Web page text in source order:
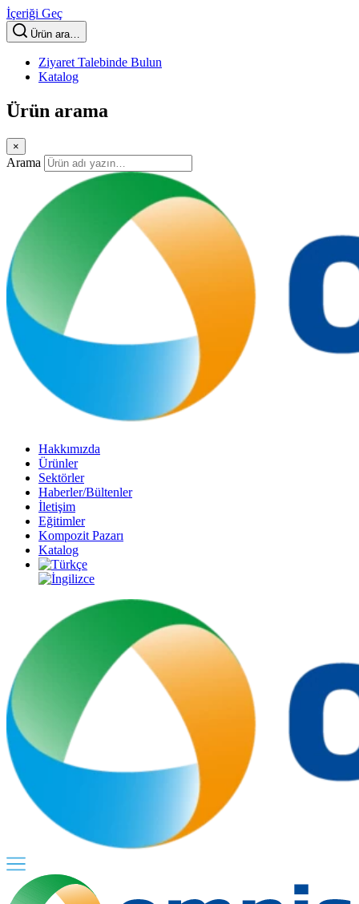
İçeriği Geç
Ürün ara…
Ziyaret Talebinde Bulun
Katalog
Ürün arama
×
Arama
Hakkımızda
Ürünler
Sektörler
Haberler/Bültenler
İletişim
Eğitimler
Kompozit Pazarı
Katalog